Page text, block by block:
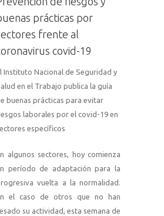
prácticas por
frente al
covid-19
Instituto Nacional de Seguridad y
en el Trabajo publica la guía
buenas prácticas para evitar
laborales por el covid-19 en
específicos
algunos sectores, hoy comienza
período de adaptación para la
vuelta a la normalidad.
el caso de otros que no han
su actividad, esta semana de